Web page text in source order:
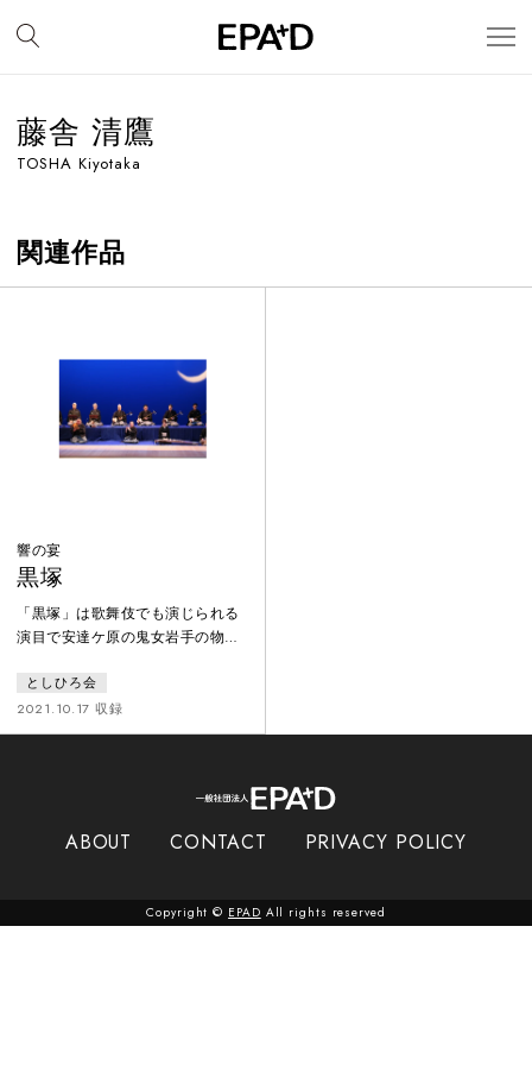
藤舎 清鷹
TOSHA Kiyotaka
関連作品
響の宴
黒塚
「黒塚」は歌舞伎でも演じられる
演目で安達ケ原の鬼女岩手の物語
して鬼女となったのかという物語
の前段は演じられていない。今回
この作品では初めての演出として
なく観客の物語への没入と理解を
なった。演奏は杵屋勝七郎、人間
のである。
としひろ会
2021.10.17 収録
ABOUT CONTACT PRIVACY POLICY
Copyright © EPAD All rights reserved